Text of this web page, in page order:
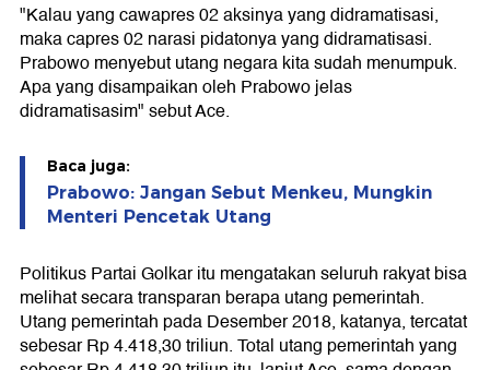
"Kalau yang cawapres 02 aksinya yang didramatisasi,
maka capres 02 narasi pidatonya yang didramatisasi.
Prabowo menyebut utang negara kita sudah menumpuk.
Apa yang disampaikan oleh Prabowo jelas
didramatisasim" sebut Ace.
Baca juga:
Prabowo: Jangan Sebut Menkeu, Mungkin
Menteri Pencetak Utang
Politikus Partai Golkar itu mengatakan seluruh rakyat bisa
melihat secara transparan berapa utang pemerintah.
Utang pemerintah pada Desember 2018, katanya, tercatat
sebesar Rp 4.418,30 triliun. Total utang pemerintah yang